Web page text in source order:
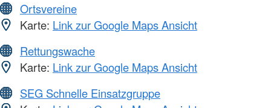
Ortsvereine
Karte: Link zur Google Maps Ansicht
Rettungswache
Karte: Link zur Google Maps Ansicht
SEG Schnelle Einsatzgruppe